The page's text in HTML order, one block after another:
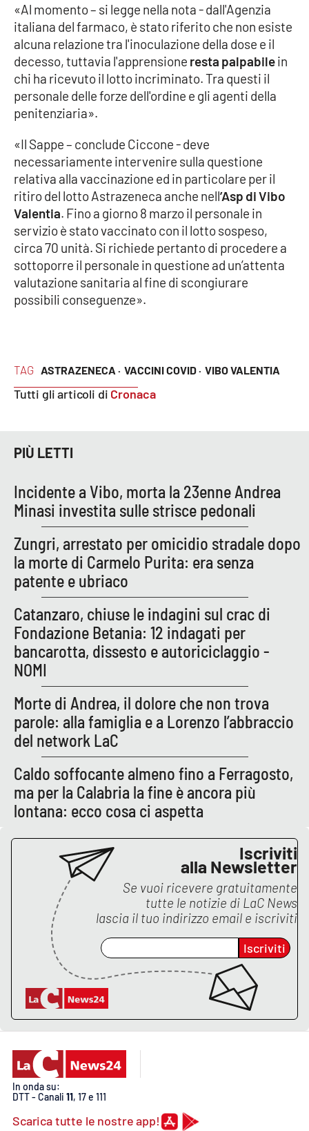
Sanità
Società
Sport
RUBRICHE
Good Morning Vietnam
Parchi Marini Calabria
Leggendo Alvaro insieme
Imprese Di Calabria
LaC OnAir
EDIZIONI
LOCALI
Catanzaro
Crotone
Vibo Valentia
Reggio Calabria
Cosenza
Lamezia Terme
Buona Sanità Calabria
CALABRIAVISIONE
Destinazioni
Food
Storie
LAC
NETWORK
TAG ASTRAZENECA · VACCINI COVID · VIBO VALENTIA
Tutti gli articoli di Cronaca
«Al momento – si legge nella nota - dall'Agenzia
italiana del farmaco, è stato riferito che non esiste
alcuna relazione tra l'inoculazione della dose e il
decesso, tuttavia l'apprensione resta palpabilein
chi ha ricevuto il lotto incriminato. Tra questi il
personale delle forze dell'ordine e gli agenti della
penitenziaria».
«Il Sappe – conclude Ciccone - deve
necessariamente intervenire sulla questione
relativa alla vaccinazione ed in particolare per il
ritiro del lotto Astrazeneca anche nell’Asp di Vibo
Valentia. Fino a giorno 8 marzo il personale in
servizio è stato vaccinato con il lotto sospeso,
circa 70 unità. Si richiede pertanto di procedere a
sottoporre il personale in questione ad un’attenta
valutazione sanitaria al fine di scongiurare
possibili conseguenze».
PIÙ LETTI
Incidente a Vibo, morta la 23enne Andrea
Minasi investita sulle strisce pedonali
Zungri, arrestato per omicidio stradale dopo
la morte di Carmelo Purita: era senza
patente e ubriaco
Catanzaro, chiuse le indagini sul crac di
Fondazione Betania: 12 indagati per
bancarotta, dissesto e autoriciclaggio -
NOMI
Morte di Andrea, il dolore che non trova
parole: alla famiglia e a Lorenzo l’abbraccio
del network LaC
Caldo soffocante almeno fino a Ferragosto,
ma per la Calabria la fine è ancora più
lontana: ecco cosa ci aspetta
Iscriviti
alla Newsletter
Se vuoi ricevere gratuitamente
tutte le notizie di LaC News
lascia il tuo indirizzo email e iscriviti
Iscriviti
In onda su:
DTT - Canali 11, 17 e 111
Scarica tutte le nostre app!